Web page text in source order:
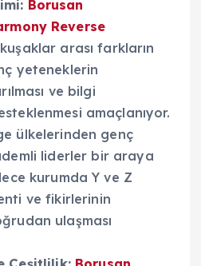
Borusan
Reverse
arası farkların
yeteneklerin
ve bilgi
amaçlanıyor.
ülkelerinden genç
liderler bir araya
kurumda Y ve Z
ve fikirlerinin
ulaşması